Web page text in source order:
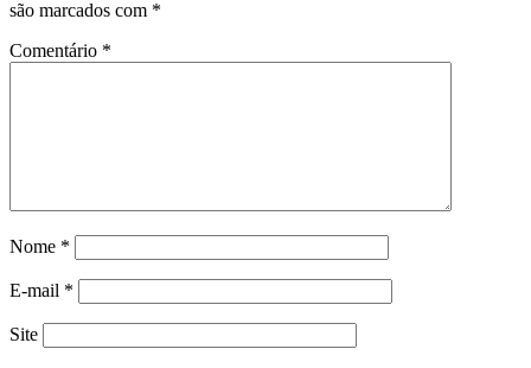
são marcados com *
Comentário *
Nome *
E-mail *
Site